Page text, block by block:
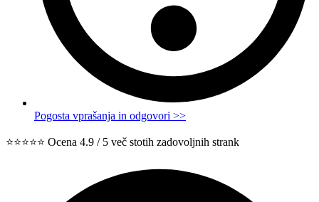
Pogosta vprašanja in odgovori >>
⭐⭐⭐⭐⭐ Ocena 4.9 / 5 več stotih zadovoljnih strank